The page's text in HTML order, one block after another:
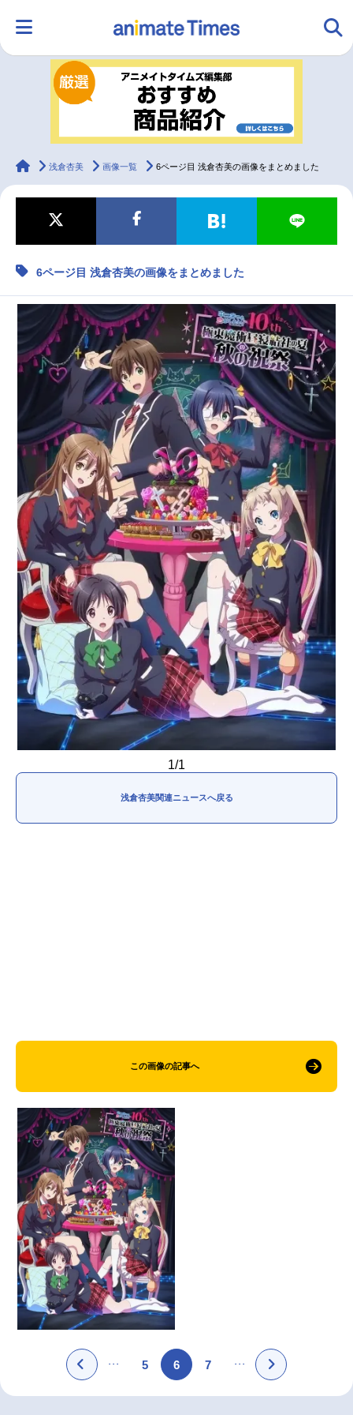
ランキング アニメ
ラジオ みんなの声 グッズ
マンガ・ラノベ ゲーム・アプリ 音楽 コスプレ
配信・Vtuber トレンド
最新記事一覧
アニメ記事一覧 声優記事一覧
アニメ映画一覧 実写化映画一覧
今期アニメ曜日別一覧
春アニメ 夏アニメ
秋アニメ 冬アニメ
男性声優/女性声優一覧
FOLLOW US
animateTimes
浅倉杏美 画像一覧 6ページ目 浅倉杏美の画像をまとめました
6ページ目 浅倉杏美の画像をまとめました
1/1
浅倉杏美関連ニュースへ戻る
この画像の記事へ
5 6 7